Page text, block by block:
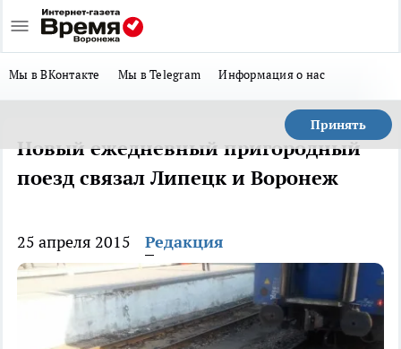
Мы в ВКонтакте Мы в Telegram Информация о нас
Принять
Новый ежедневный пригородный
поезд связал Липецк и Воронеж
25 апреля 2015 Редакция